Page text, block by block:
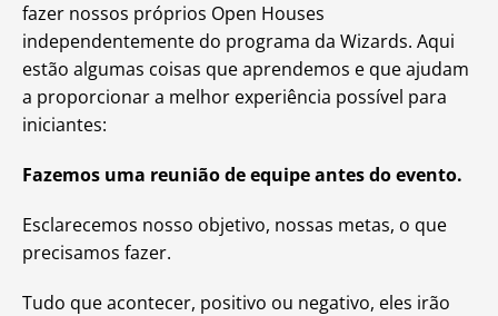
fazer nossos próprios Open Houses
independentemente do programa da Wizards. Aqui
estão algumas coisas que aprendemos e que ajudam
a proporcionar a melhor experiência possível para
iniciantes:
Fazemos uma reunião de equipe antes do evento.
Esclarecemos nosso objetivo, nossas metas, o que
precisamos fazer.
Tudo que acontecer, positivo ou negativo, eles irão